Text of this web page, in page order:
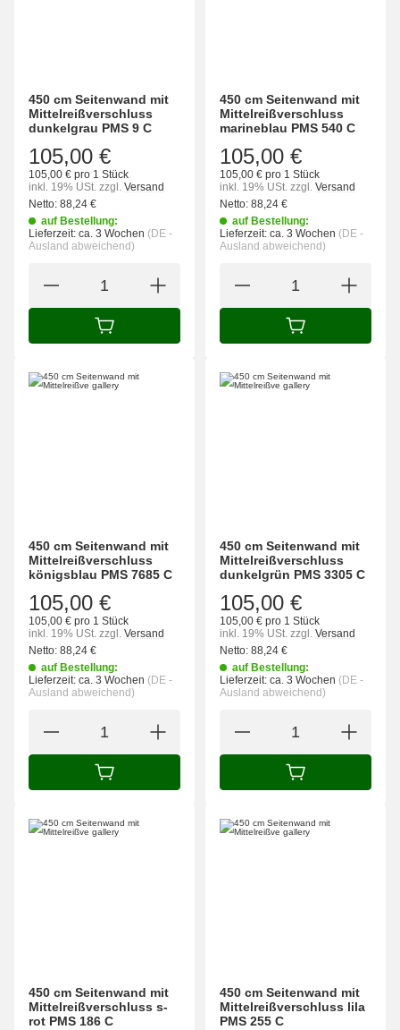
450 cm Seitenwand mit
Mittelreißverschluss
dunkelgrau PMS 9 C
105,00 €
105,00 € pro 1 Stück
inkl. 19% USt. zzgl. Versand
Netto: 88,24 €
auf Bestellung:
Lieferzeit: ca. 3 Wochen (DE -
Ausland abweichend)
IN DEN WARENKORB
450 cm Seitenwand mit
Mittelreißverschluss
marineblau PMS 540 C
105,00 €
105,00 € pro 1 Stück
inkl. 19% USt. zzgl. Versand
Netto: 88,24 €
auf Bestellung:
Lieferzeit: ca. 3 Wochen (DE -
Ausland abweichend)
IN DEN
450 cm Seitenwand mit
Mittelreißverschluss
königsblau PMS 7685 C
105,00 €
105,00 € pro 1 Stück
inkl. 19% USt. zzgl. Versand
Netto: 88,24 €
auf Bestellung:
Lieferzeit: ca. 3 Wochen (DE -
Ausland abweichend)
IN DEN WARENKORB
450 cm Seitenwand mit
Mittelreißverschluss
dunkelgrün PMS 3305 C
105,00 €
105,00 € pro 1 Stück
inkl. 19% USt. zzgl. Versand
Netto: 88,24 €
auf Bestellung:
Lieferzeit: ca. 3 Wochen (DE -
Ausland abweichend)
IN DEN
450 cm Seitenwand mit
Mittelreißverschluss s-
rot PMS 186 C
450 cm Seitenwand mit
Mittelreißverschluss lila
PMS 255 C